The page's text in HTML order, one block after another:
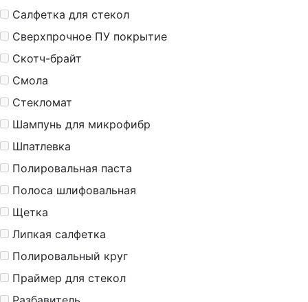
Салфетка для стекол
Сверхпрочное ПУ покрытие
Скотч-брайт
Смола
Стекломат
Шампунь для микрофибр
Шпатлевка
Полировальная паста
Полоса шлифовальная
Щетка
Липкая салфетка
Полировальный круг
Праймер для стекол